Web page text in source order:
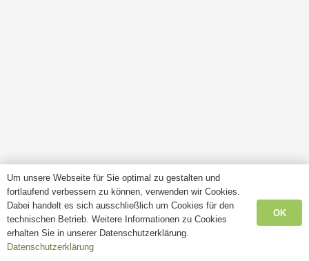
Um unsere Webseite für Sie optimal zu gestalten und
fortlaufend verbessern zu können, verwenden wir Cookies.
Dabei handelt es sich ausschließlich um Cookies für den
technischen Betrieb. Weitere Informationen zu Cookies
erhalten Sie in unserer Datenschutzerklärung.
Datenschutzerklärung
OK